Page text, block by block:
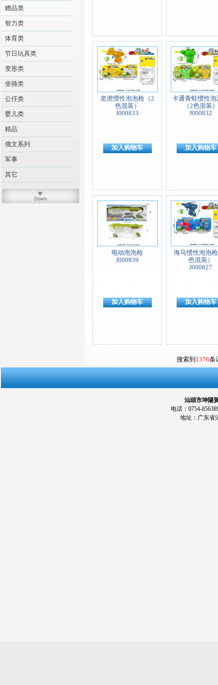
赠品类
智力类
体育类
节日玩具类
变形类
坐骑类
公仔类
婴儿类
精品
俄文系列
军事
其它
老虎惯性泡泡枪（2
色混装）
J000833
加入购物车
卡通青蛙惯性泡
（2色混装）
J000832
加入购物车
电动泡泡枪
J000839
加入购物车
海马惯性泡泡
色混装）
J000827
加入购物车
搜索到 1376条
汕頭市坤陽
电话：0754-
地址：广东省